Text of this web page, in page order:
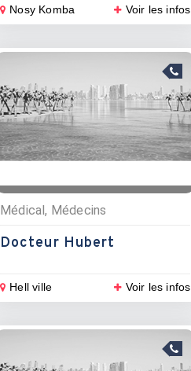
Nosy Komba Voir les infos
Médical, Médecins
Docteur Hubert
Hell ville Voir les infos